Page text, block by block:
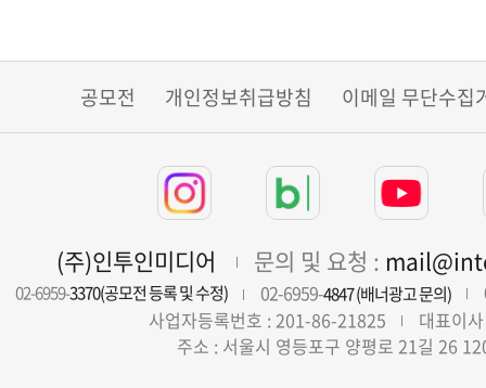
공모전 개인정보취급방침 이메일 무단수집
(주)인투인미디어 문의 및 요청 :
02-6959-3370(공모전 등록 및 수정) 02-6959-4847 (배너광고 문의)
사업자등록번호 : 201-86-21825
대표이
주소 : 서울시 영등포구 양평로 21길 26